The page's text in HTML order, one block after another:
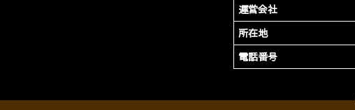
運営会社
所在地
電話番号